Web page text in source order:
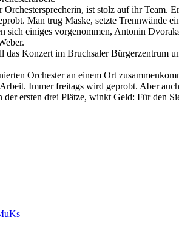
ist stolz auf ihr Team.
Man trug Maske, setzte Trennwände
sich einiges vorgenommen, Antonin
das Konzert im Bruchsaler Bürgerzentrum
Orchester an einem Ort
Immer freitags wird geprobt. Aber
ersten drei Plätze, winkt Geld: Für den